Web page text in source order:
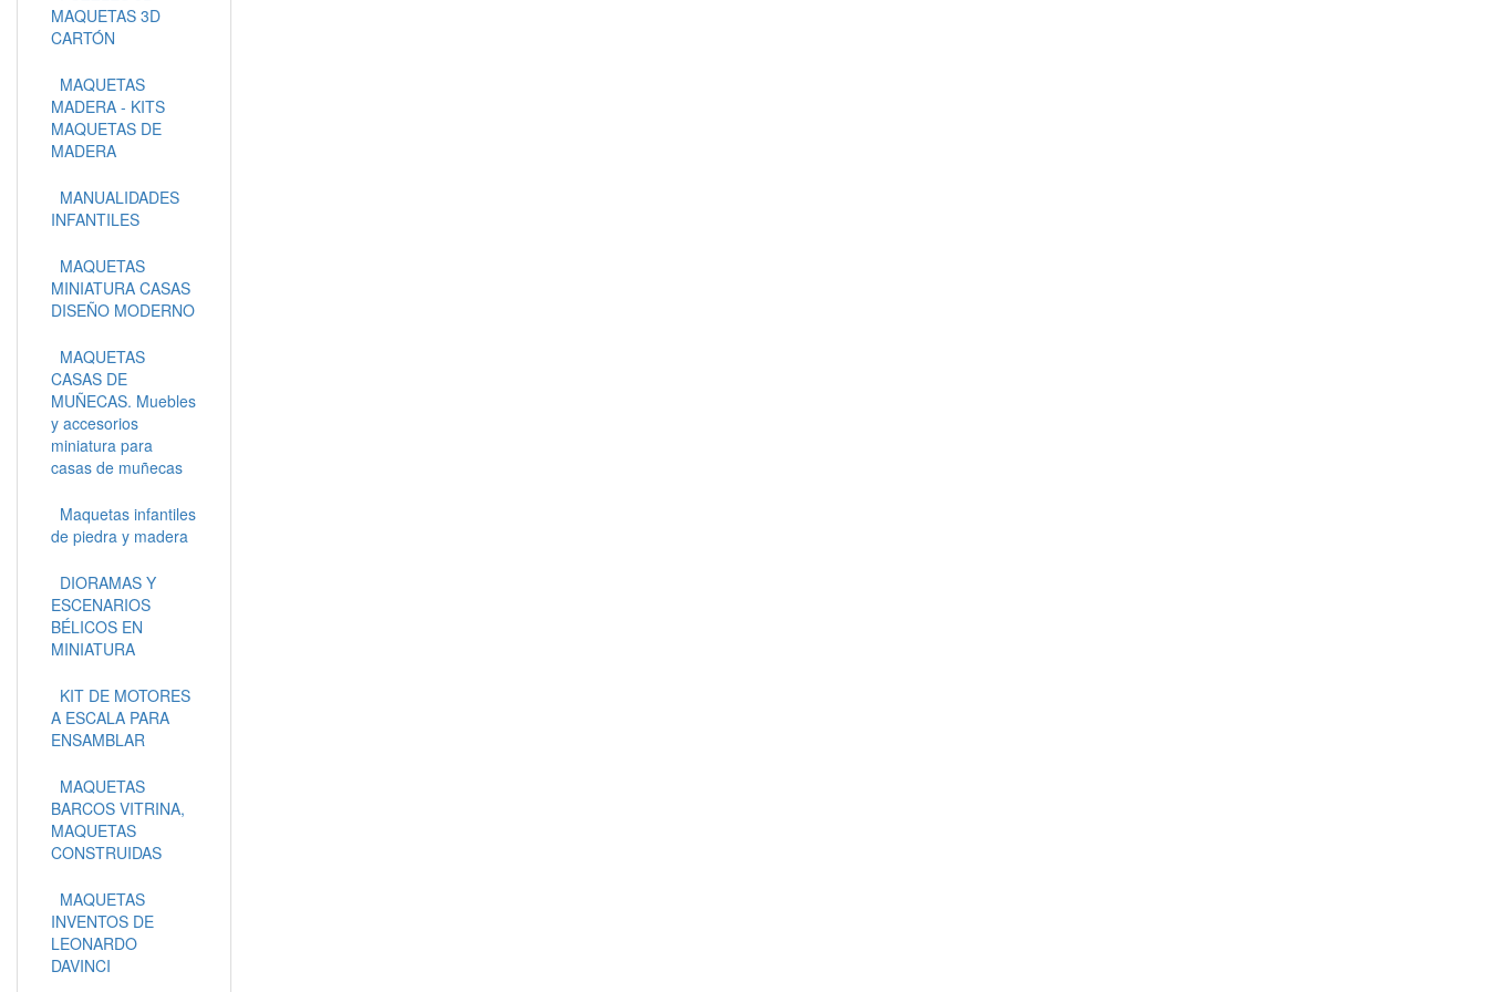
MAQUETAS 3D
CARTÓN
MAQUETAS
MADERA - KITS
MAQUETAS DE
MADERA
MANUALIDADES
INFANTILES
MAQUETAS
MINIATURA CASAS
DISEÑO MODERNO
MAQUETAS
CASAS DE
MUÑECAS. Muebles
y accesorios
miniatura para
casas de muñecas
Maquetas infantiles
de piedra y madera
DIORAMAS Y
ESCENARIOS
BÉLICOS EN
MINIATURA
KIT DE MOTORES
A ESCALA PARA
ENSAMBLAR
MAQUETAS
BARCOS VITRINA,
MAQUETAS
CONSTRUIDAS
MAQUETAS
INVENTOS DE
LEONARDO
DAVINCI